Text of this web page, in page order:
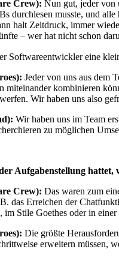
Crew): Nun gut, jeder von
durchlesen musste, und
halt Zeitdruck, immer
– wer hat nicht schon
Softwareentwickler eine
Jeder von uns aus dem
miteinander kombinieren
Wir haben uns also
Wir haben uns im Team
zu möglichen
Aufgabenstellung
Crew): Das waren zum
das Erreichen der
im Stile Goethes oder in
Die größte
erweitern müssen,